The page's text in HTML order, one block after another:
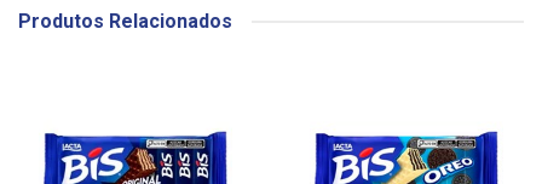
Produtos Relacionados